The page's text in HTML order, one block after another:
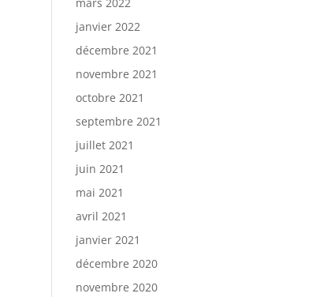
janvier 2022
décembre 2021
novembre 2021
octobre 2021
septembre 2021
juillet 2021
juin 2021
mai 2021
avril 2021
janvier 2021
décembre 2020
novembre 2020